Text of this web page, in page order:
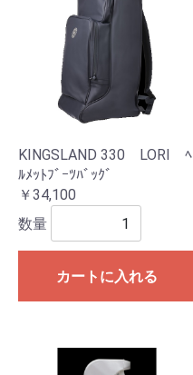
KINGSLAND 330 LORI ﾍ
ﾙﾒｯﾄﾌﾞｰﾂﾊﾞｯｸﾞ
￥34,100
数量
カートに入れる